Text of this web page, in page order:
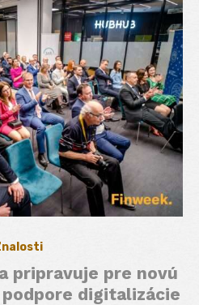
pripravuje pre novú
digitalizácie